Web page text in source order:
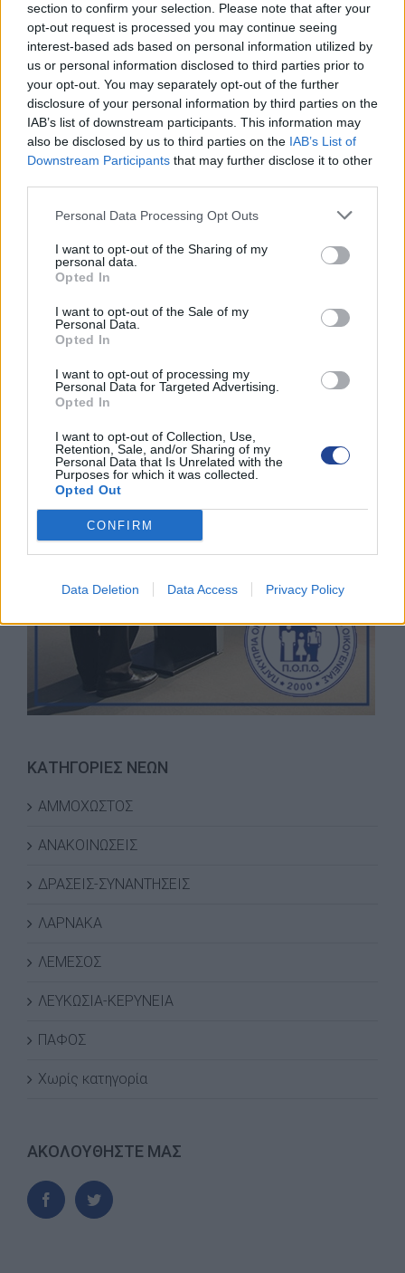
section to confirm your selection. Please note that after your
opt-out request is processed you may continue seeing
interest-based ads based on personal information utilized by
us or personal information disclosed to third parties prior to
your opt-out. You may separately opt-out of the further
disclosure of your personal information by third parties on the
IAB’s list of downstream participants. This information may
also be disclosed by us to third parties on the IAB’s List of
Downstream Participants that may further disclose it to other
Personal Data Processing Opt Outs
I want to opt-out of the Sharing of my
personal data.
Opted In
I want to opt-out of the Sale of my
Personal Data.
Opted In
I want to opt-out of processing my
Personal Data for Targeted Advertising.
Opted In
I want to opt-out of Collection, Use,
Retention, Sale, and/or Sharing of my
Personal Data that Is Unrelated with the
Purposes for which it was collected.
Opted Out
CONFIRM
Data Deletion Data Access Privacy Policy
ΕΚΠΤΩΣΗ ΣΤΑ ΣΚΥΒΑΛΑ ΑΠΟ ΔΗΜΟ ΛΕΥΚΩΣΙΑΣ
11 Ιουνίου 2026
Water World Ayia Napa Cyprus ΕΚΠΤΩΣΗ ΓΙΑ 2026
8 Ιουνίου 2026
ΕΚΠΤΩΣΗ ΑΠΟ ΚΟΙΝΟΤΙΚΟ ΣΥΜΒΟΥΛΙΟ ΜΑΡΩΝΙΟΥ
3 Ιουνίου 2026
ΟΙ ΕΚΔΗΛΩΣΕΙΣ ΜΑΣ
ΚΑΤΗΓΟΡΙΕΣ ΝΕΩΝ
ΑΜΜΟΧΩΣΤΟΣ
ΑΝΑΚΟΙΝΩΣΕΙΣ
ΔΡΑΣΕΙΣ-ΣΥΝΑΝΤΗΣΕΙΣ
ΛΑΡΝΑΚΑ
ΛΕΜΕΣΟΣ
ΛΕΥΚΩΣΙΑ-ΚΕΡΥΝΕΙΑ
ΠΑΦΟΣ
Χωρίς κατηγορία
ΑΚΟΛΟΥΘΗΣΤΕ ΜΑΣ